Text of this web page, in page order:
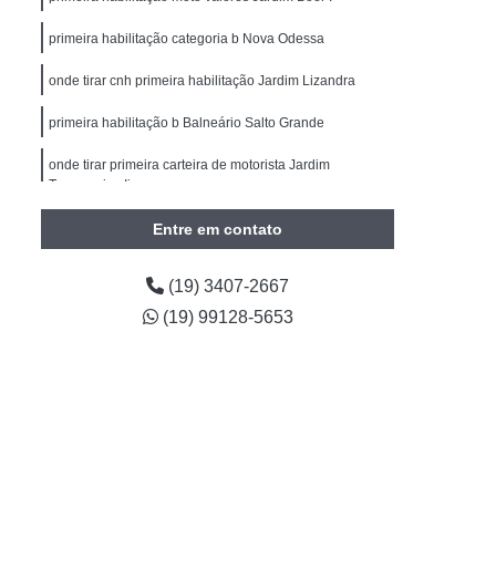
de Motorista
Habilitação Carro Americana
II
Primeira Habilitação Carro e Moto
Primeira Habilitação Categoria B
Habilitação Moto
Cnh Reciclagem
Reciclagem Cnh Cidade Jardim II
de Habilitação
Reciclagem Habilitação
Condutor Infrator
primeira habilitação categoria b Nova Odessa
onde tirar cnh primeira habilitação Jardim Lizandra
primeira habilitação b Balneário Salto Grande
onde tirar primeira carteira de motorista Jardim
Terramerica Ii
Entre em contato
(19) 3407-2667
(19) 99128-5653